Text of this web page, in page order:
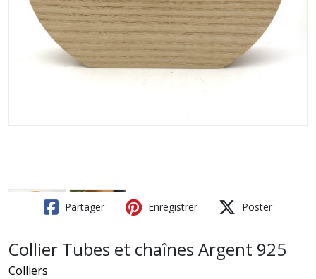
Partager Enregistrer Poster
Collier Tubes et chaînes Argent 925
Colliers